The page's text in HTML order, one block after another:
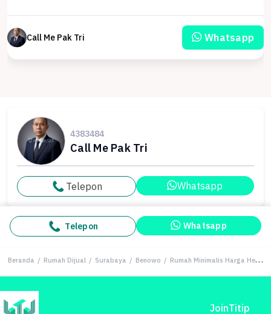
Call Me Pak Tri Whatsapp
4383484
Call Me Pak Tri
Telepon Whatsapp
Telepon Whatsapp
Beranda / Rumah Dijual / Surabaya / Benowo / Rumah Minimalis Harga Hemat di Benowo, Surabaya, LB 60m²
JoinTitip